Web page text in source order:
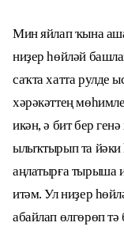
Мин яйлап ҡына
ниҙер һөйләй
саҡта хатта рулде
хәрәкәттең
икән, ә бит бер
ылыҡтырып та йәки
аңлатырға тырыша
итәм. Ул ниҙер
абайлап өлгөрөп